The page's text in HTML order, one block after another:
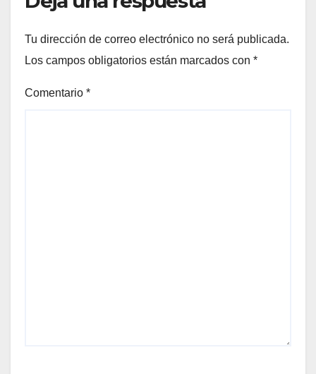
Tu dirección de correo electrónico no será publicada.
Los campos obligatorios están marcados con *
Comentario *